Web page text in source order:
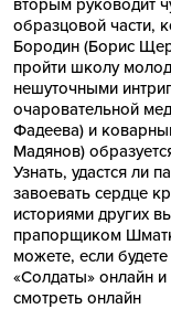
вторым руководит
образцовой части,
Бородин (Борис
пройти школу
нешуточными
очаровательной
Фадеева) и
Мадянов)
Узнать, удастся ли
завоевать сердце
историями других
прапорщиком
можете, если
«Солдаты» онлайн
смотреть онлайн